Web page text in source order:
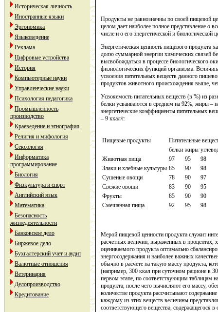
Историческая личность
Иностранные языки
Эргономика
Языковедение
Реклама
Цифровые устройства
История
Компьютерные науки
Управленческие науки
Психология педагогика
Промышленность
производство
Краеведение и этнография
Религия и мифология
Сексология
Информатика
программирование
Биология
Физкультура и спорт
Английский язык
Математика
Безопасность
жизнедеятельности
Банковское дело
Биржевое дело
Бухгалтерский учет и аудит
Валютные отношения
Ветеринария
Делопроизводство
Кредитование
Продукты не равнозначны по своей пищевой
целом дает наиболее полное представление о
числе и о его энергетической и биологической
Энергетическая ценность пищевого продукта
долю суммарной энергии химических связей
высвобождаться в процессе биологического
физиологических функций организма.
усвоения питательных веществ данного
продуктов животного происхождения выше,
Усвояемость питательных веществ (в %) из
белки усваиваются в среднем на 92%, жиры –
энергетические коэффициенты питательных
– 9 ккал/г.
Пищевые продукты
Питательные
белки жиры
Животная пища
97 95
98
Злаки и хлебные культуры 85 90
98
Сушеные овощи
78 90
97
Свежие овощи
83 90
95
Фрукты
85 90
90
Смешанная пища
92 95 98
Мерой пищевой ценности продукта служит
расчетных величин, выраженных в процентах,
оцениваемого продукта оптимально
энергосодержания и наиболее важных
обычно в расчете на такую массу продукта,
(например, 300 ккал при суточном рационе в
первом этапе, по соответствующим таблицам
продукта, после чего вычисляют его массу,
количестве продукта рассчитывают
каждому из этих веществ величины
соответствующего вещества, содержащегося